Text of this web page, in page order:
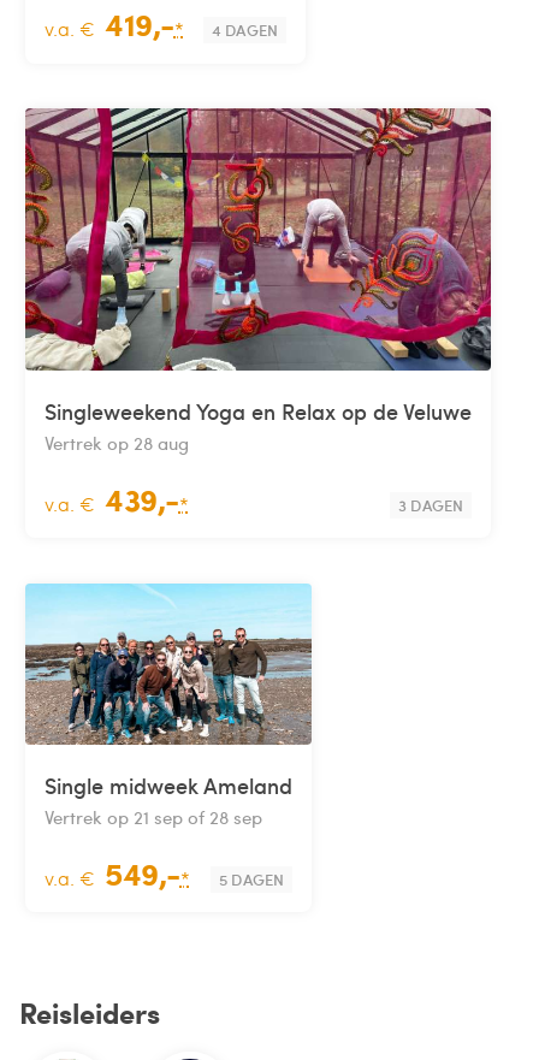
v.a. € 419,-* 4 DAGEN
Singleweekend Yoga en Relax op de Veluwe
Vertrek op 28 aug
v.a. € 439,-* 3 DAGEN
Single midweek Ameland
Vertrek op 21 sep of 28 sep
v.a. € 549,-* 5 DAGEN
Reisleiders